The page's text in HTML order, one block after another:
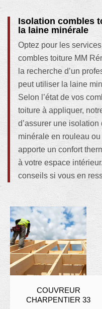
Isolation combles
la laine minérale
Optez pour les
combles toiture MM
la recherche d’un
peut utiliser la laine
Selon l’état de vos
toiture à appliquer,
d’assurer une
minérale en rouleau
apporte un confort
à votre espace
conseils si vous en
COUVREUR
CHARPENTIER 33